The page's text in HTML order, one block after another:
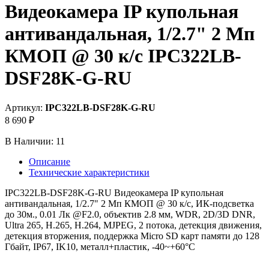
Видеокамера IP купольная
антивандальная, 1/2.7" 2 Мп
КМОП @ 30 к/с IPC322LB-
DSF28K-G-RU
Артикул: IPC322LB-DSF28K-G-RU
8 690 ₽
В Наличии: 11
Описание
Технические характеристики
IPC322LB-DSF28K-G-RU Видеокамера IP купольная
антивандальная, 1/2.7" 2 Мп КМОП @ 30 к/с, ИК-подсветка
до 30м., 0.01 Лк @F2.0, объектив 2.8 мм, WDR, 2D/3D DNR,
Ultra 265, H.265, H.264, MJPEG, 2 потока, детекция движения,
детекция вторжения, поддержка Micro SD карт памяти до 128
Гбайт, IP67, IK10, металл+пластик, -40~+60°C